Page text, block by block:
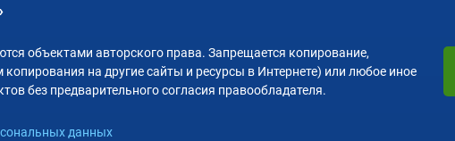
объектами авторского права. Запрещается копирование,
копирования на другие сайты и ресурсы в Интернете) или любое иное
без предварительного согласия правообладателя.
данных